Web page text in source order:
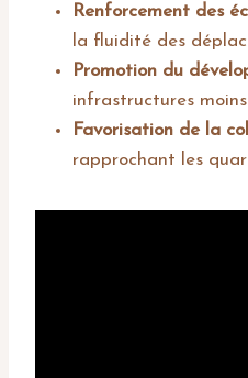
Renforcement des
la fluidité des
Promotion du
infrastructures
Favorisation de la
rapprochant les